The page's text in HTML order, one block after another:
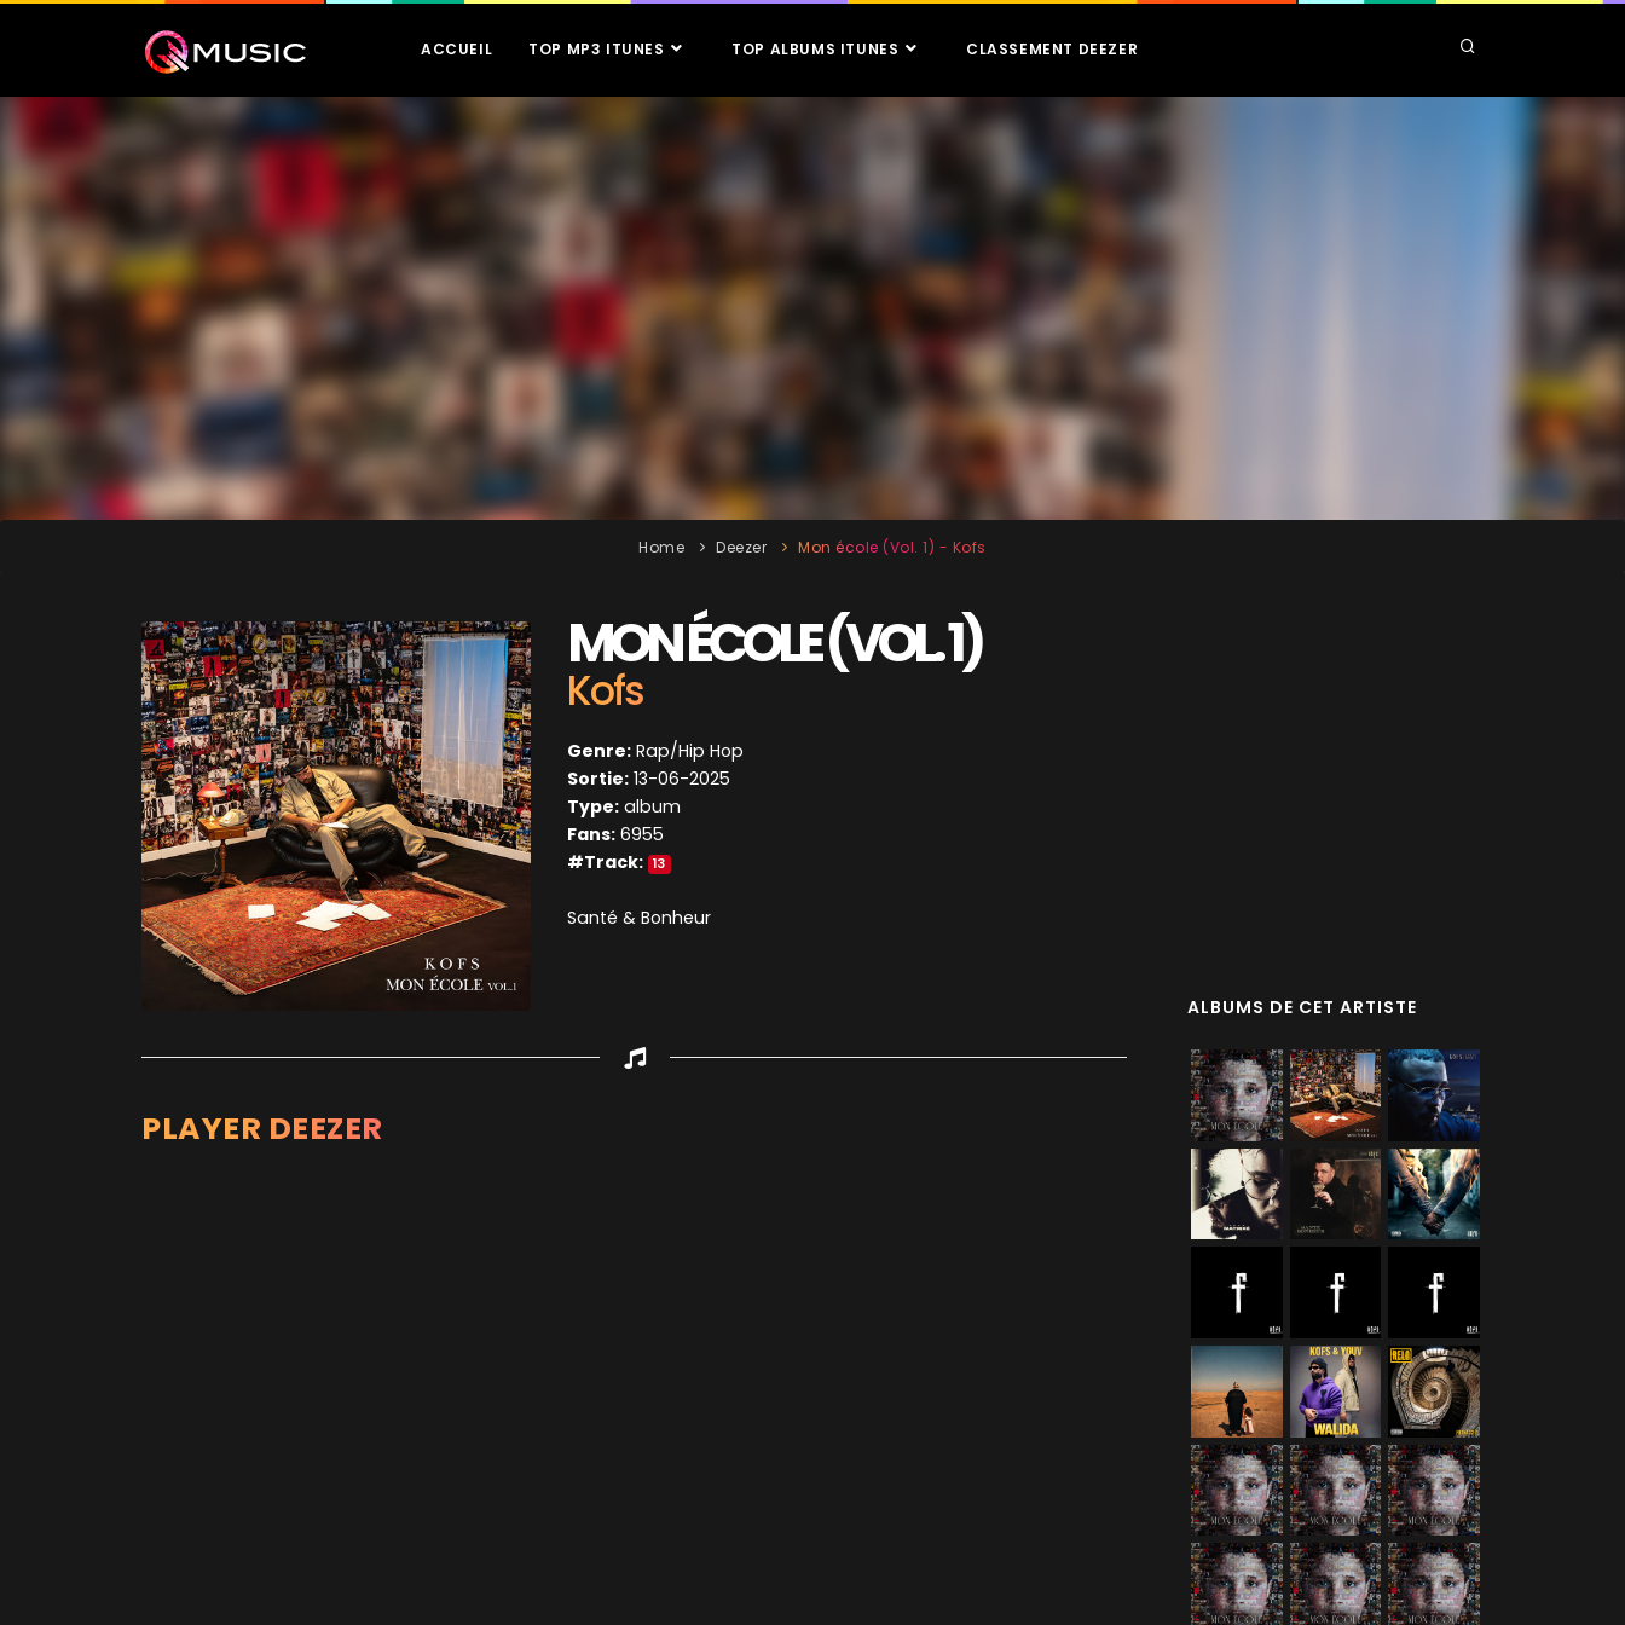
ACCUEIL TOP MP3 ITUNES TOP ALBUMS ITUNES CLASSEMENT DEEZER
Home Deezer Mon école (Vol. 1) - Kofs
MON ÉCOLE (VOL. 1)
Kofs
Genre: Rap/Hip Hop
Sortie: 13-06-2025
Type: album
Fans: 6955
#Track: 13
Santé & Bonheur
PLAYER DEEZER
ALBUMS DE CET ARTISTE